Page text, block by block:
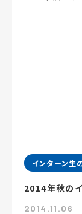
インターン生
2014年秋の
2014.11.06